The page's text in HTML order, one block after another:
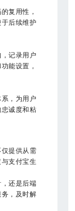
复用性，
后续维护
记录用户
能设置，
，为用户
诚度和粘
提供从需
支付宝生
还是后端
，及时解